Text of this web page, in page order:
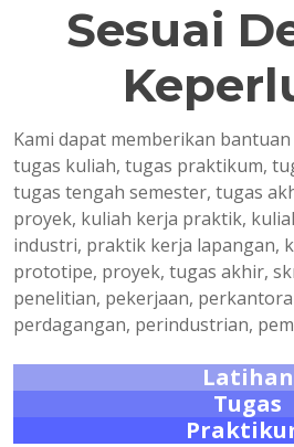
Sesuai
Kami dapat memberikan
tugas kuliah, tugas praktikum,
tugas tengah semester, tugas
proyek, kuliah kerja praktik,
industri, praktik kerja lapangan,
prototipe, proyek, tugas akhir,
penelitian, pekerjaan,
perdagangan, perindustrian,
Latihan
Tugas